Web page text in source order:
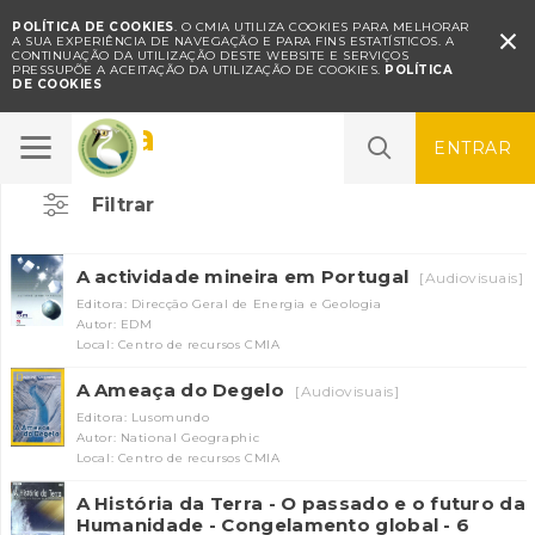
POLÍTICA DE COOKIES. O CMIA UTILIZA COOKIES PARA MELHORAR
A SUA EXPERIÊNCIA DE NAVEGAÇÃO E PARA FINS ESTATÍSTICOS. A
CONTINUAÇÃO DA UTILIZAÇÃO DESTE WEBSITE E SERVIÇOS
PRESSUPÕE A ACEITAÇÃO DA UTILIZAÇÃO DE COOKIES. POLÍTICA
DE COOKIES

ENTRAR
Clima
Filtrar
A actividade mineira em Portugal [Audiovisuais]
Editora: Direcção Geral de Energia e Geologia
Autor: EDM
Local: Centro de recursos CMIA
A Ameaça do Degelo [Audiovisuais]
Editora: Lusomundo
Autor: National Geographic
Local: Centro de recursos CMIA
A História da Terra - O passado e o futuro da
Humanidade - Congelamento global - 6